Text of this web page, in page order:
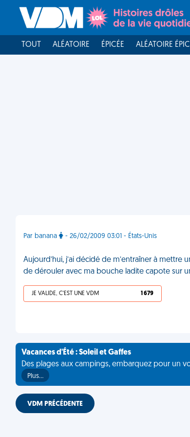
TOUT ALÉATOIRE ÉPICÉE ALÉATOIRE
Par banana - 26/02/2009 03:01 - États-Unis
Aujourd’hui, j’ai décidé de m’entraîner à
de dérouler avec ma bouche ladite capote sur
JE VALIDE, C'EST UNE VDM 1 679
Vacances d'Été : Soleil et Gaffes
Des plages aux campings, embarquez pour un
Plus…
VDM PRÉCÉDENTE